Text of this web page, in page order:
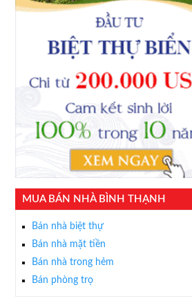
MUA BÁN NHÀ BÌNH THẠNH
Bán nhà biệt thự
Bán nhà mặt tiền
Bán nhà trong hẻm
Bán phòng trọ